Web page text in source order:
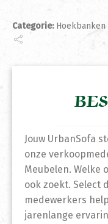
Categorie: Hoekbanken
Jouw UrbanSofa
onze
Meubelen. Welke
ook zoekt. Select
medewerkers
jarenlange